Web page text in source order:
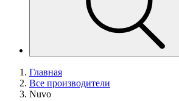
Главная
Все производители
Nuvo